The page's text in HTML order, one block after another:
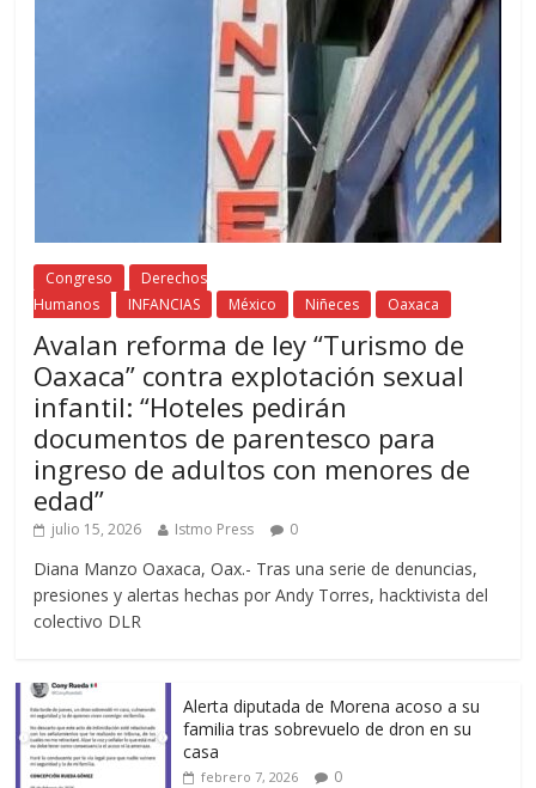
Congreso
Derechos
Humanos
INFANCIAS México Niñeces Oaxaca
Avalan reforma de ley “Turismo de
Oaxaca” contra explotación sexual
infantil: “Hoteles pedirán
documentos de parentesco para
ingreso de adultos con menores de
edad”
julio 15, 2026 Istmo Press 0
Diana Manzo Oaxaca, Oax.- Tras una serie de denuncias,
presiones y alertas hechas por Andy Torres, hacktivista del
colectivo DLR
Alerta diputada de Morena acoso a su
familia tras sobrevuelo de dron en su
casa
febrero 7, 2026 0